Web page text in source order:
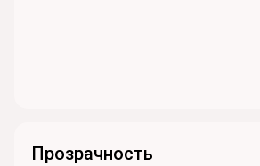
Прозрачность